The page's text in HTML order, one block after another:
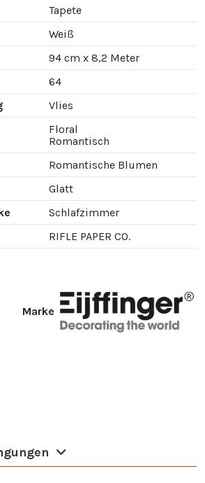
Tapete
Weiß
94 cm x 8,2 Meter
64
Vlies
Floral
Romantisch
Romantische Blumen
Glatt
Schlafzimmer
RIFLE PAPER CO.
Marke